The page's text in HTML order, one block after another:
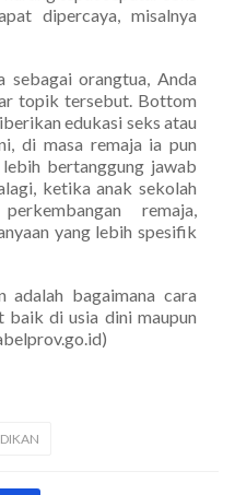
dipercaya, misalnya
sebagai orangtua, Anda
topik tersebut. Bottom
edukasi seks atau
di masa remaja ia pun
bertanggung jawab
ketika anak sekolah
remaja,
yang lebih spesifik
adalah bagaimana cara
baik di usia dini maupun